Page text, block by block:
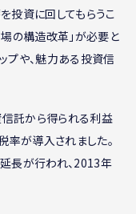
投資に回してもらうこ
の構造改革」が必要と
プや、魅力ある投資信
託から得られる利益
が導入されました。
長が行われ、2013年